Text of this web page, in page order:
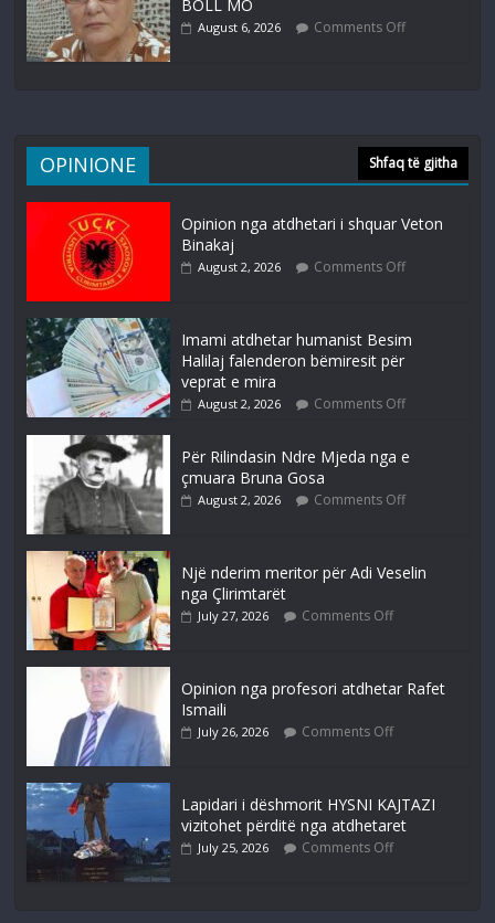
BOLL MO
August 6, 2026 Comments Off
OPINIONE Shfaq të gjitha
Opinion nga atdhetari i shquar Veton
Binakaj
August 2, 2026 Comments Off
Imami atdhetar humanist Besim
Halilaj falenderon bëmiresit për
veprat e mira
August 2, 2026 Comments Off
Për Rilindasin Ndre Mjeda nga e
çmuara Bruna Gosa
August 2, 2026 Comments Off
Një nderim meritor për Adi Veselin
nga Çlirimtarët
July 27, 2026 Comments Off
Opinion nga profesori atdhetar Rafet
Ismaili
July 26, 2026 Comments Off
Lapidari i dëshmorit HYSNI KAJTAZI
vizitohet përditë nga atdhetaret
July 25, 2026 Comments Off